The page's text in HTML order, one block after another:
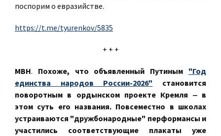
поспорим о евразийстве.
https://t.me/tyurenkov/5835
+ + +
МВН. Похоже, что объявленный Путиным "Год
единства народов России-2026" становится
поворотным в ордынском проекте Кремля ‒ в
этом суть его названия. Повсеместно в школах
устраиваются "дружбонародные" перформансы и
участились соответствующие плакаты уже